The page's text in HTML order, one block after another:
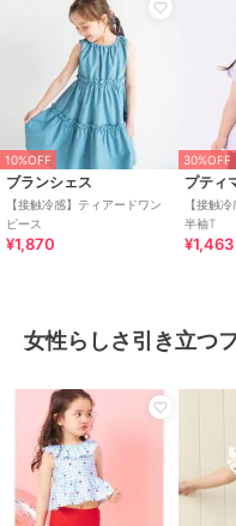
10%OFF
ブランシェス
【接触冷感】ティアードワン
ピース
¥1,870
30%OFF
プティ
【接触
半袖T
¥1,463
女性らしさ引き立つ